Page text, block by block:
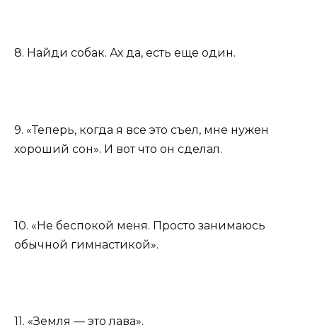
8. Найди собак. Ах да, есть еще один.
9. «Теперь, когда я все это съел, мне нужен
хороший сон». И вот что он сделал.
10. «Не беспокой меня. Просто занимаюсь
обычной гимнастикой».
11. «Земля — это лава».